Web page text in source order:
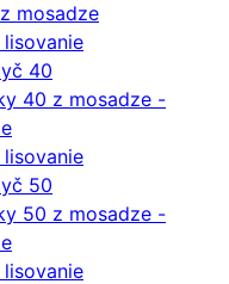
mosadze
40
40 z mosadze -
50
50 z mosadze -